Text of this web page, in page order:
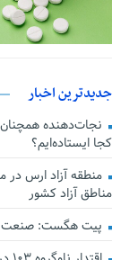
جدیدترین اخبار
کجا ایستاده‌ایم؟
منطقه آزاد ارس
مناطق آزاد کشور
پیت هگست: صنعت